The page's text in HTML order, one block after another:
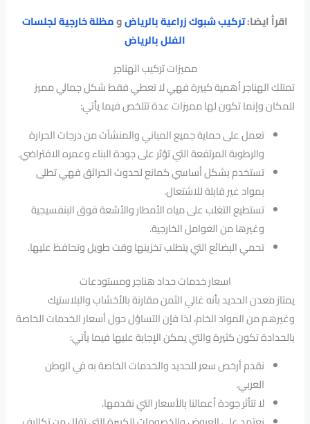
اقرأ ايضا:تركيب شبوك زراعية بالرياضومظلة خارجية لجلسات
الفلل بالرياض
مميزات تركيب الهناجر
تمتلك الهناجر أهمية كبيرة فهي لا تعطي فقط شكل جمالي مميز
للمكان وإنما تكون لها مميزات عدة تتلخص فيما يأتي:
تعمل على حماية جميع المباني والمنشآت من درجات الحرارة
والرطوبة المرتفعة التي تؤثر على جودة البناء وعمره الافتراضي.
تستخدم بشكل أساسي كمانع لحدوث الحرائق فهي تطلى
بمواد غير قابلة للاشتعال.
تستطيع التغلب على مياه الأمطار والأشعة فوق البنفسيجية
وغيرها من العوامل الخارجية.
تحمي البضائع التي يتطلب تخزينها وقت طويل وتحافظ عليها.
اسعار خدمات حداد هناجر ومستودعات
يمتاز معدن الحديد بأنه غالي الثمن مقارنة بالأخشاب والبلاستيك
وغيرهم من المواد الخام، لذا فإن التساؤل حول أسعار الخدمات الخاصة
بالحدادة تكون كثيرة والتي يمكن الإجابة عليها فيما يأتي:
نقدم أرخص سعر للحديد والخدمات الخاصة به في الوطن
العربي.
لا تتأثر جودة أعمالنا بالأسعار التي نقدمها.